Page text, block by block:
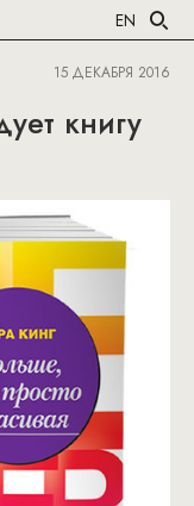
EN
15 ДЕКАБРЯ 2016
книгу